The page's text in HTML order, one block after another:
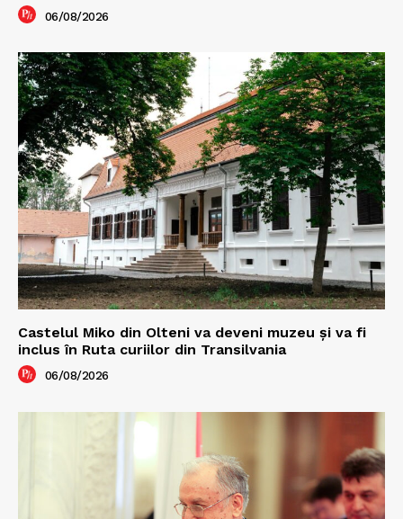
06/08/2026
Castelul Miko din Olteni va deveni muzeu şi va fi
inclus în Ruta curiilor din Transilvania
06/08/2026